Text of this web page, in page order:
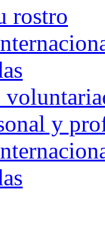
rostro
y